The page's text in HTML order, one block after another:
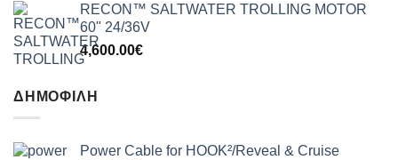
RECON™ SALTWATER TROLLING MOTOR
60" 24/36V
4,600.00€
ΔΗΜΟΦΙΛΉ
Power Cable for HOOK²/Reveal & Cruise